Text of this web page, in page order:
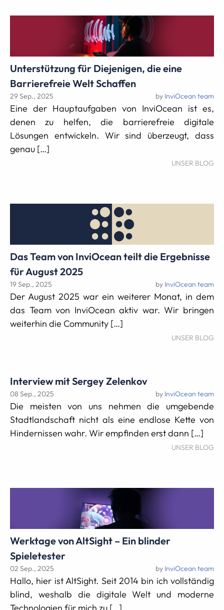
Unterstützung für Diejenigen, die eine
Barrierefreie Welt Schaffen
29 Sep., 2025 by InviOcean team
Eine der Hauptaufgaben von InviOcean ist es,
denen zu helfen, die barrierefreie digitale
Lösungen entwickeln. Wir sind überzeugt, dass
genau […]
UNSER BLOG
Das Team von InviOcean teilt die Ergebnisse
für August 2025
19 Sep., 2025 by InviOcean team
Der August 2025 war ein weiterer Monat, in dem
das Team von InviOcean aktiv war. Wir bringen
weiterhin die Community […]
UNSER BLOG
Interview mit Sergey Zelenkov
08 Sep., 2025 by InviOcean team
Die meisten von uns nehmen die umgebende
Stadtlandschaft nicht als eine endlose Kette von
Hindernissen wahr. Wir empfinden erst dann […]
UNSER BLOG
Werktage von AltSight – Ein blinder
Spieletester
02 Sep., 2025 by InviOcean team
Hallo, hier ist AltSight. Seit 2014 bin ich vollständig
blind, weshalb die digitale Welt und moderne